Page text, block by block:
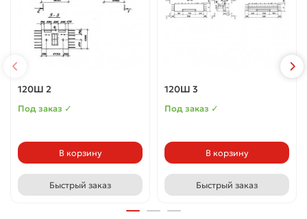
120Ш 2
Под заказ ✓
В корзину
Быстрый заказ
120Ш 3
Под заказ ✓
В корзину
Быстрый заказ